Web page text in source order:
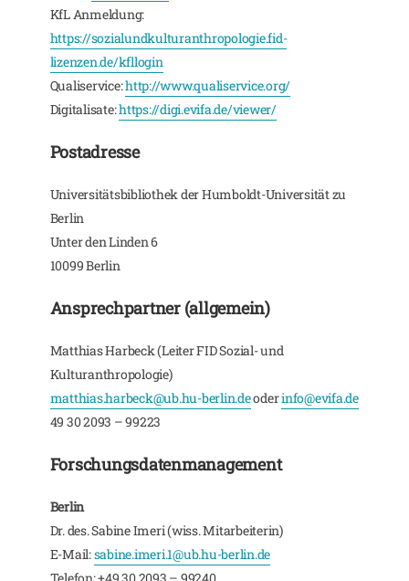
KfL Anmeldung:
https://sozialundkulturanthropologie.fid-
lizenzen.de/kfllogin
Qualiservice:http://www.qualiservice.org/
Digitalisate:https://digi.evifa.de/viewer/
Postadresse
Universitätsbibliothek der Humboldt-Universität zu
Berlin
Unter den Linden 6
10099 Berlin
Ansprechpartner (allgemein)
Matthias Harbeck (Leiter FID Sozial- und
Kulturanthropologie)
matthias.harbeck@ub.hu-berlin.deoderinfo@evifa.de
49 30 2093 – 99223
Forschungsdatenmanagement
Berlin
Dr. des. Sabine Imeri (wiss. Mitarbeiterin)
E-Mail:sabine.imeri.1@ub.hu-berlin.de